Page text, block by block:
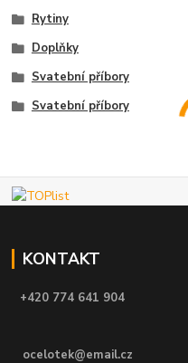
Rytiny
Doplňky
Svatební příbory
Svatební příbory
KONTAKT
+420 774 641 904
ocelotek@email.cz